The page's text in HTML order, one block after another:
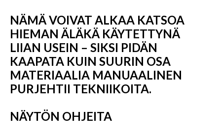
NÄMÄ VOIVAT ALKAA KATSOA
HIEMAN ÄLÄKÄ KÄYTETTYNÄ
LIIAN USEIN – SIKSI PIDÄN
KAAPATA KUIN SUURIN OSA
MATERIAALIA MANUAALINEN
PURJEHTII TEKNIIKOITA.
NÄYTÖN OHJEITA